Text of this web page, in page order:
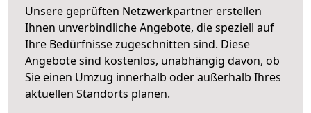
Unsere geprüften Netzwerkpartner erstellen
Ihnen unverbindliche Angebote, die speziell auf
Ihre Bedürfnisse zugeschnitten sind. Diese
Angebote sind kostenlos, unabhängig davon, ob
Sie einen Umzug innerhalb oder außerhalb Ihres
aktuellen Standorts planen.